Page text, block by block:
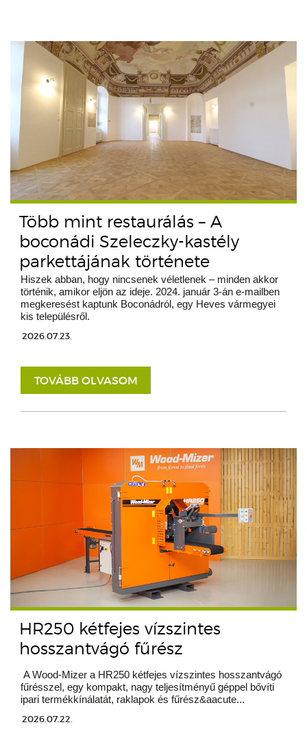
Több mint restaurálás – A
boconádi Szeleczky-kastély
parkettájának története
Hiszek abban, hogy nincsenek véletlenek – minden akkor
történik, amikor eljön az ideje. 2024. január 3-án e-mailben
megkeresést kaptunk Boconádról, egy Heves vármegyei
kis településről.
2026.07.23.
TOVÁBB OLVASOM
HR250 kétfejes vízszintes
hosszantvágó fűrész
A Wood-Mizer a HR250 kétfejes vízszintes hosszantvágó
fűrésszel, egy kompakt, nagy teljesítményű géppel bővíti
ipari termékkínálatát, raklapok és fűrész&aacute...
2026.07.22.